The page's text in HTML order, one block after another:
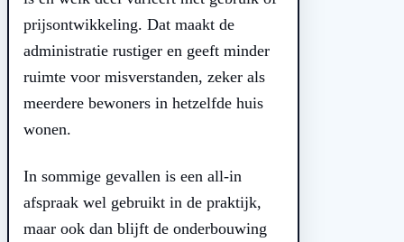
prijsontwikkeling. Dat maakt de
administratie rustiger en geeft minder
ruimte voor misverstanden, zeker als
meerdere bewoners in hetzelfde huis
wonen.
In sommige gevallen is een all-in
afspraak wel gebruikt in de praktijk,
maar ook dan blijft de onderbouwing